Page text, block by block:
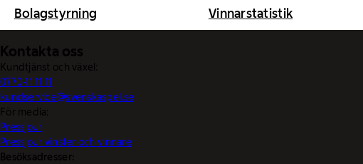
Bolagstyrning Vinnarstatistik
Kontakta oss
Kundtjänst och växel:
0770-11 11 11
kundservice@svenskaspel.se
För media:
Pressjour
Pressjour vinster och vinnare
Besöksadresser: